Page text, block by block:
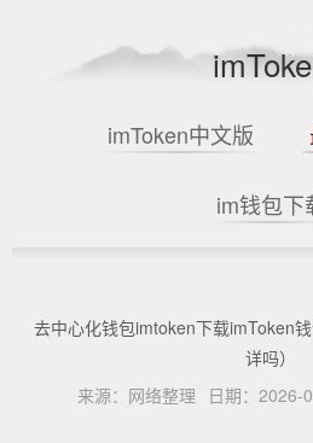
imToken中文版
im钱包下
去中心化钱包imtoken下载imToken
详吗）
来源： 网络整理 日期： 2026-